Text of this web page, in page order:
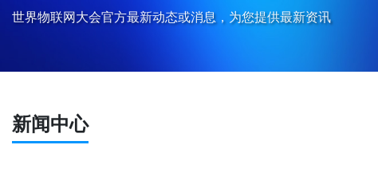
世界物联网大会官方最新动态或消息，为您提供最新资讯
新闻中心